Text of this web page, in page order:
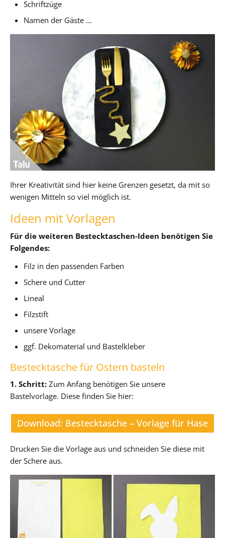
Schriftzüge
Namen der Gäste …
Ihrer Kreativität sind hier keine Grenzen gesetzt, da mit so
wenigen Mitteln so viel möglich ist.
Ideen mit Vorlagen
Für die weiteren Bestecktaschen-Ideen benötigen Sie
Folgendes:
Filz in den passenden Farben
Schere und Cutter
Lineal
Filzstift
unsere Vorlage
ggf. Dekomaterial und Bastelkleber
Bestecktasche für Ostern basteln
1. Schritt: Zum Anfang benötigen Sie unsere
Bastelvorlage. Diese finden Sie hier:
Download: Bestecktasche – Vorlage für Hase
Drucken Sie die Vorlage aus und schneiden Sie diese mit
der Schere aus.